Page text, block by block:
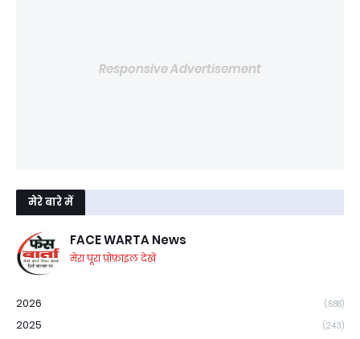
Responsive Advertisement
मेरे बारे में
FACE WARTA News
मेरा पूरा प्रोफ़ाइल देखें
2026 (688)
2025 (243)